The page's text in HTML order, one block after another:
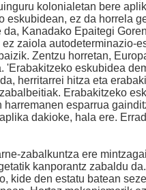
kolonialetan bere
eskubidean, ez da horrela
Kanadako Epaitegi
zaiola autodeterminazio-
Zentzu horretan,
'Erabakitzeko eskubidea
herritarrei hitza eta
Erabakitzeko
esparrua
dakioke, hala ere.
zabalkuntza ere
kanporantz zabaldu
kide den estatu batean